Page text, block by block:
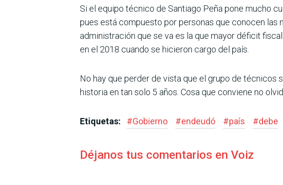
Si el equipo técnico de Santiago Peña pone mucho
pues está compuesto por personas que conocen las
administración que se va es la que mayor déficit
en el 2018 cuando se hicieron cargo del país.
No hay que perder de vista que el grupo de técnicos
historia en tan solo 5 años. Cosa que conviene no
Etiquetas: #Gobierno #endeudó #país #debe
Déjanos tus comentarios en Voiz